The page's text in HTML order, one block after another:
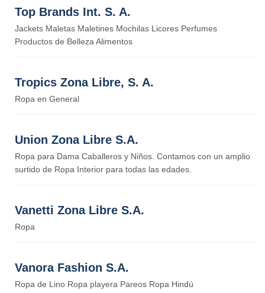
Top Brands Int. S. A.
Jackets Maletas Maletines Mochilas Licores Perfumes
Productos de Belleza Alimentos
Tropics Zona Libre, S. A.
Ropa en General
Union Zona Libre S.A.
Ropa para Dama Caballeros y Niños. Contamos con un amplio
surtido de Ropa Interior para todas las edades.
Vanetti Zona Libre S.A.
Ropa
Vanora Fashion S.A.
Ropa de Lino Ropa playera Pareos Ropa Hindú